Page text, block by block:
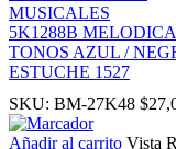
panel
MUSICALES
5K1288B
TONOS AZUL /
ESTUCHE 1527
SKU: BM-27K48 $
Añadir al carrito Vista